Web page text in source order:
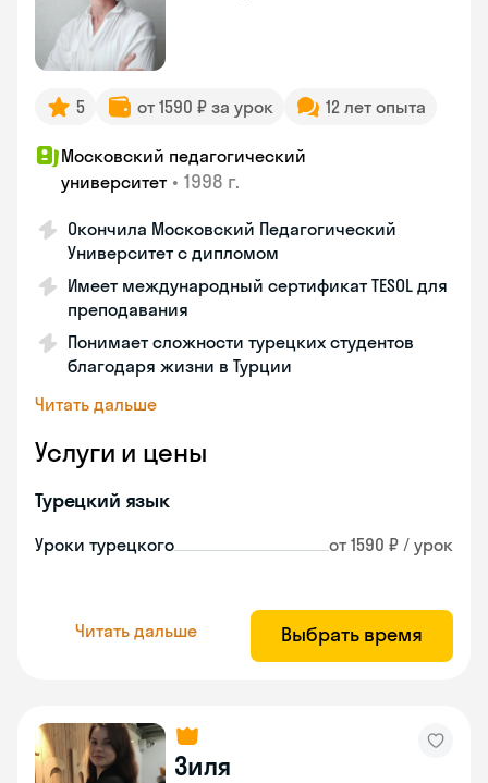
5 от 1590 ₽ за урок 12 лет опыта
Московский педагогический
университет • 1998 г.
Окончила Московский Педагогический
Университет с дипломом
Имеет международный сертификат TESOL для
преподавания
Понимает сложности турецких студентов
благодаря жизни в Турции
Читать дальше
Услуги и цены
Турецкий язык
Уроки турецкого от 1590 ₽ / урок
Читать дальше Выбрать время
Зиля